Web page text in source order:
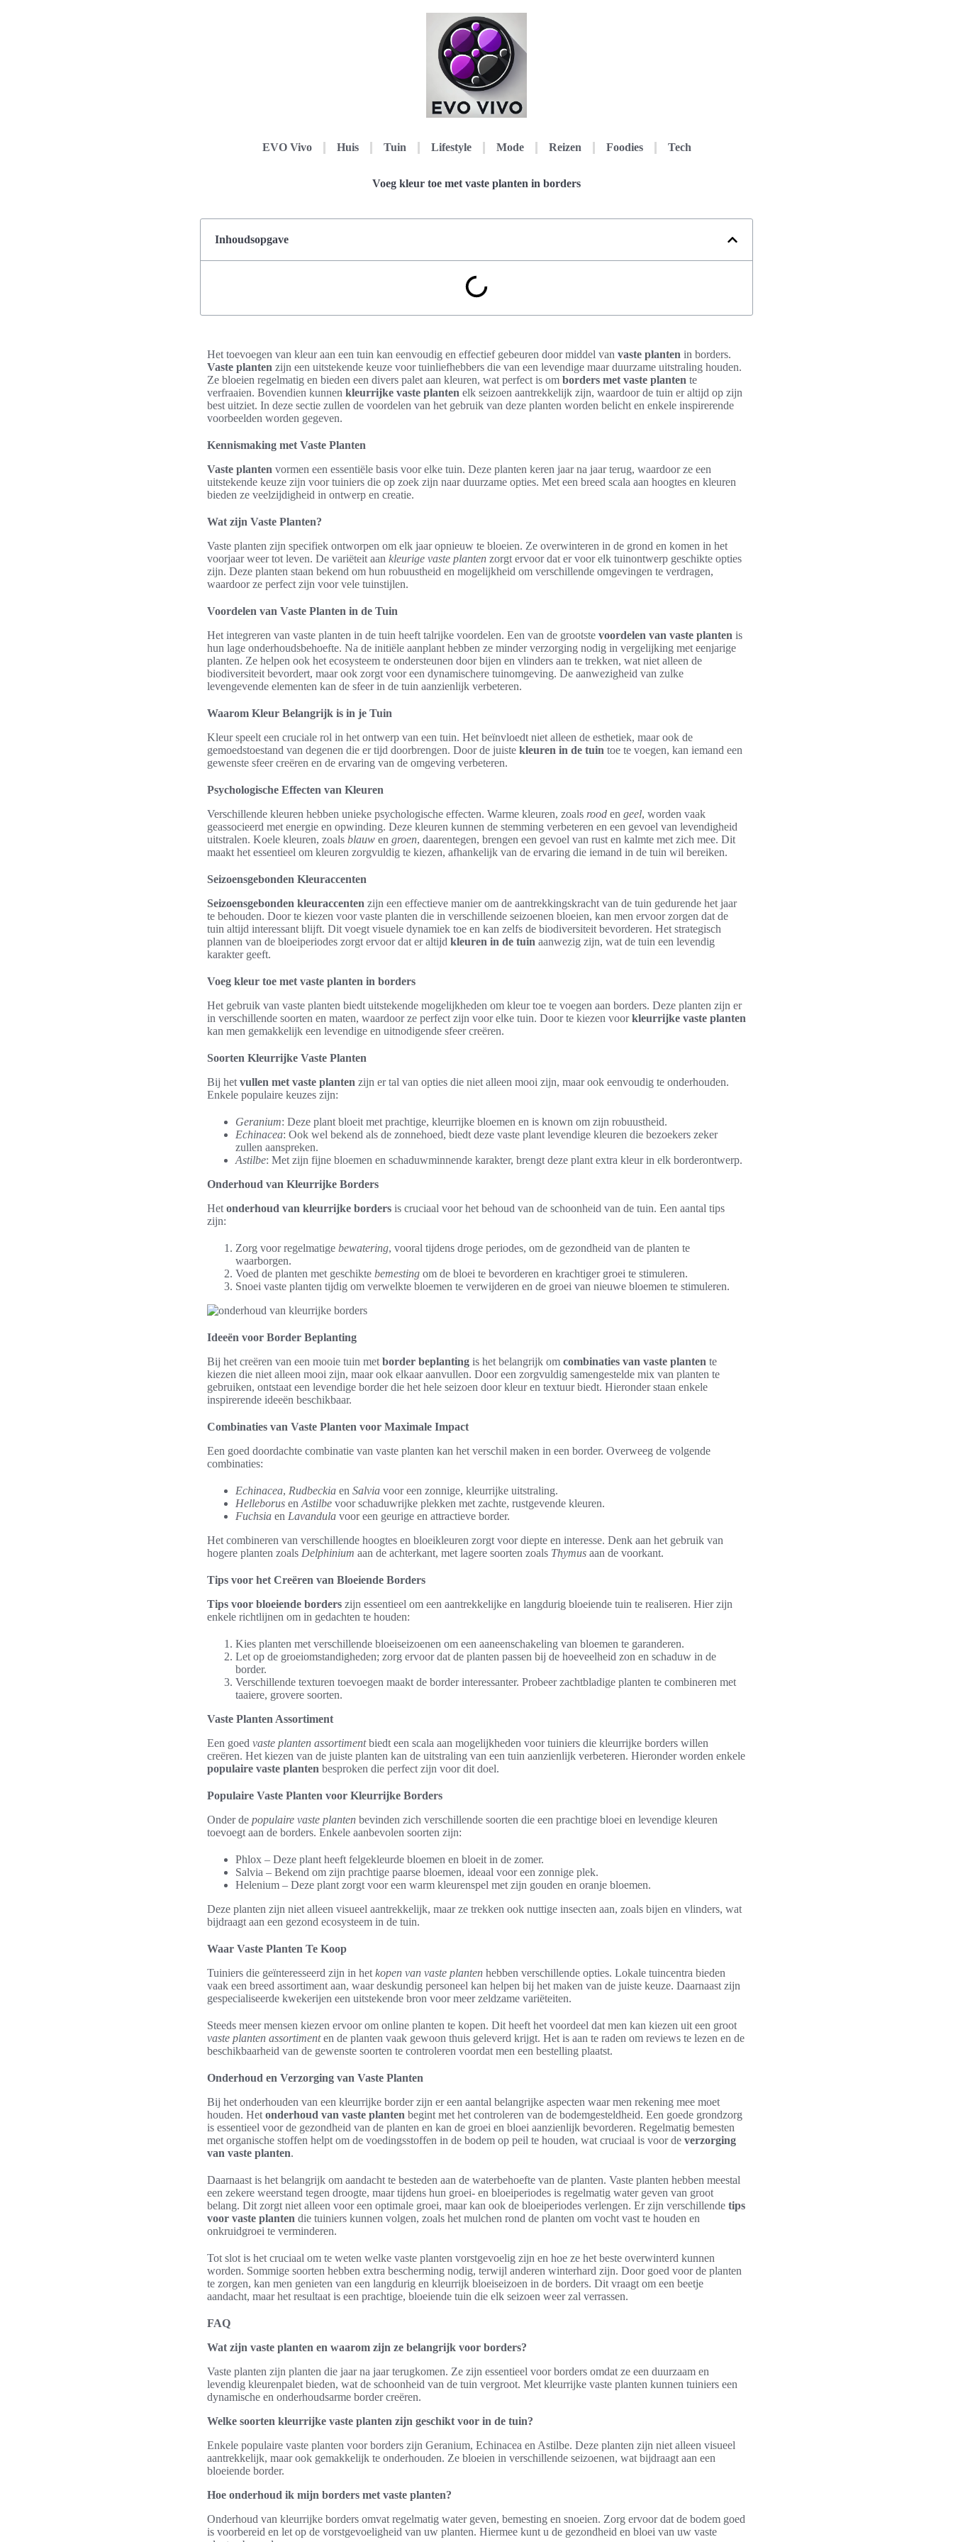
EVO Vivo Huis Tuin Lifestyle Mode Reizen Foodies Tech
Voeg kleur toe met vaste planten in borders
Inhoudsopgave
Het toevoegen van kleur aan een tuin kan eenvoudig en effectief gebeuren door middel van vaste planten in borders.
Vaste planten zijn een uitstekende keuze voor tuinliefhebbers die van een levendige maar duurzame uitstraling houden.
Ze bloeien regelmatig en bieden een divers palet aan kleuren, wat perfect is om borders met vaste planten te
verfraaien. Bovendien kunnen kleurrijke vaste planten elk seizoen aantrekkelijk zijn, waardoor de tuin er altijd op zijn
best uitziet. In deze sectie zullen de voordelen van het gebruik van deze planten worden belicht en enkele inspirerende
voorbeelden worden gegeven.
Kennismaking met Vaste Planten
Vaste planten vormen een essentiële basis voor elke tuin. Deze planten keren jaar na jaar terug, waardoor ze een
uitstekende keuze zijn voor tuiniers die op zoek zijn naar duurzame opties. Met een breed scala aan hoogtes en kleuren
bieden ze veelzijdigheid in ontwerp en creatie.
Wat zijn Vaste Planten?
Vaste planten zijn specifiek ontworpen om elk jaar opnieuw te bloeien. Ze overwinteren in de grond en komen in het
voorjaar weer tot leven. De variëteit aan kleurige vaste planten zorgt ervoor dat er voor elk tuinontwerp geschikte opties
zijn. Deze planten staan bekend om hun robuustheid en mogelijkheid om verschillende omgevingen te verdragen,
waardoor ze perfect zijn voor vele tuinstijlen.
Voordelen van Vaste Planten in de Tuin
Het integreren van vaste planten in de tuin heeft talrijke voordelen. Een van de grootste voordelen van vaste planten is
hun lage onderhoudsbehoefte. Na de initiële aanplant hebben ze minder verzorging nodig in vergelijking met eenjarige
planten. Ze helpen ook het ecosysteem te ondersteunen door bijen en vlinders aan te trekken, wat niet alleen de
biodiversiteit bevordert, maar ook zorgt voor een dynamischere tuinomgeving. De aanwezigheid van zulke
levengevende elementen kan de sfeer in de tuin aanzienlijk verbeteren.
Waarom Kleur Belangrijk is in je Tuin
Kleur speelt een cruciale rol in het ontwerp van een tuin. Het beïnvloedt niet alleen de esthetiek, maar ook de
gemoedstoestand van degenen die er tijd doorbrengen. Door de juiste kleuren in de tuin toe te voegen, kan iemand een
gewenste sfeer creëren en de ervaring van de omgeving verbeteren.
Psychologische Effecten van Kleuren
Verschillende kleuren hebben unieke psychologische effecten. Warme kleuren, zoals rood en geel, worden vaak
geassocieerd met energie en opwinding. Deze kleuren kunnen de stemming verbeteren en een gevoel van levendigheid
uitstralen. Koele kleuren, zoals blauw en groen, daarentegen, brengen een gevoel van rust en kalmte met zich mee. Dit
maakt het essentieel om kleuren zorgvuldig te kiezen, afhankelijk van de ervaring die iemand in de tuin wil bereiken.
Seizoensgebonden Kleuraccenten
Seizoensgebonden kleuraccenten zijn een effectieve manier om de aantrekkingskracht van de tuin gedurende het jaar
te behouden. Door te kiezen voor vaste planten die in verschillende seizoenen bloeien, kan men ervoor zorgen dat de
tuin altijd interessant blijft. Dit voegt visuele dynamiek toe en kan zelfs de biodiversiteit bevorderen. Het strategisch
plannen van de bloeiperiodes zorgt ervoor dat er altijd kleuren in de tuin aanwezig zijn, wat de tuin een levendig
karakter geeft.
Voeg kleur toe met vaste planten in borders
Het gebruik van vaste planten biedt uitstekende mogelijkheden om kleur toe te voegen aan borders. Deze planten zijn er
in verschillende soorten en maten, waardoor ze perfect zijn voor elke tuin. Door te kiezen voorkleurrijke vaste planten
kan men gemakkelijk een levendige en uitnodigende sfeer creëren.
Soorten Kleurrijke Vaste Planten
Bij hetvullen met vaste planten zijn er tal van opties die niet alleen mooi zijn, maar ook eenvoudig te onderhouden.
Enkele populaire keuzes zijn:
Geranium: Deze plant bloeit met prachtige, kleurrijke bloemen en is known om zijn robuustheid.
Echinacea: Ook wel bekend als de zonnehoed, biedt deze vaste plant levendige kleuren die bezoekers zeker
zullen aanspreken.
Astilbe: Met zijn fijne bloemen en schaduwminnende karakter, brengt deze plant extra kleur in elk borderontwerp.
Onderhoud van Kleurrijke Borders
Hetonderhoud van kleurrijke borders is cruciaal voor het behoud van de schoonheid van de tuin. Een aantal tips
zijn:
Zorg voor regelmatige bewatering, vooral tijdens droge periodes, om de gezondheid van de planten te
waarborgen.
Voed de planten met geschikte bemesting om de bloei te bevorderen en krachtiger groei te stimuleren.
Snoei vaste planten tijdig om verwelkte bloemen te verwijderen en de groei van nieuwe bloemen te stimuleren.
Ideeën voor Border Beplanting
Bij het creëren van een mooie tuin metborder beplanting is het belangrijk om combinaties van vaste planten te
kiezen die niet alleen mooi zijn, maar ook elkaar aanvullen. Door een zorgvuldig samengestelde mix van planten te
gebruiken, ontstaat een levendige border die het hele seizoen door kleur en textuur biedt. Hieronder staan enkele
inspirerende ideeën beschikbaar.
Combinaties van Vaste Planten voor Maximale Impact
Een goed doordachte combinatie van vaste planten kan het verschil maken in een border. Overweeg de volgende
combinaties:
Echinacea, Rudbeckia en Salvia voor een zonnige, kleurrijke uitstraling.
Helleborus enAstilbe voor schaduwrijke plekken met zachte, rustgevende kleuren.
Fuchsia en Lavandula voor een geurige en attractieve border.
Het combineren van verschillende hoogtes en bloeikleuren zorgt voor diepte en interesse. Denk aan het gebruik van
hogere planten zoals Delphinium aan de achterkant, met lagere soorten zoals Thymus aan de voorkant.
Tips voor het Creëren van Bloeiende Borders
Tips voor bloeiende borders zijn essentieel om een aantrekkelijke en langdurig bloeiende tuin te realiseren. Hier zijn
enkele richtlijnen om in gedachten te houden:
Kies planten met verschillende bloeiseizoenen om een aaneenschakeling van bloemen te garanderen.
Let op de groeiomstandigheden; zorg ervoor dat de planten passen bij de hoeveelheid zon en schaduw in de
border.
Verschillende texturen toevoegen maakt de border interessanter. Probeer zachtbladige planten te combineren met
taaiere, grovere soorten.
Vaste Planten Assortiment
Een goed vaste planten assortimentbiedt een scala aan mogelijkheden voor tuiniers die kleurrijke borders willen
creëren. Het kiezen van de juiste planten kan de uitstraling van een tuin aanzienlijk verbeteren. Hieronder worden enkele
populaire vaste planten besproken die perfect zijn voor dit doel.
Populaire Vaste Planten voor Kleurrijke Borders
Onder de populaire vaste planten bevinden zich verschillende soorten die een prachtige bloei en levendige kleuren
toevoegt aan de borders. Enkele aanbevolen soorten zijn:
Phlox – Deze plant heeft felgekleurde bloemen en bloeit in de zomer.
Salvia – Bekend om zijn prachtige paarse bloemen, ideaal voor een zonnige plek.
Helenium – Deze plant zorgt voor een warm kleurenspel met zijn gouden en oranje bloemen.
Deze planten zijn niet alleen visueel aantrekkelijk, maar ze trekken ook nuttige insecten aan, zoals bijen en vlinders, wat
bijdraagt aan een gezond ecosysteem in de tuin.
Waar Vaste Planten Te Koop
Tuiniers die geïnteresseerd zijn in hetkopen van vaste planten hebben verschillende opties. Lokale tuincentra bieden
vaak een breed assortiment aan, waar deskundig personeel kan helpen bij het maken van de juiste keuze. Daarnaast zijn
gespecialiseerde kwekerijen een uitstekende bron voor meer zeldzame variëteiten.
Steeds meer mensen kiezen ervoor om online planten te kopen. Dit heeft het voordeel dat men kan kiezen uit een groot
vaste planten assortimenten de planten vaak gewoon thuis geleverd krijgt. Het is aan te raden om reviews te lezen en de
beschikbaarheid van de gewenste soorten te controleren voordat men een bestelling plaatst.
Onderhoud en Verzorging van Vaste Planten
Bij het onderhouden van een kleurrijke border zijn er een aantal belangrijke aspecten waar men rekening mee moet
houden. Hetonderhoud van vaste planten begint met het controleren van de bodemgesteldheid. Een goede grondzorg
is essentieel voor de gezondheid van de planten en kan de groei en bloei aanzienlijk bevorderen. Regelmatig bemesten
met organische stoffen helpt om de voedingsstoffen in de bodem op peil te houden, wat cruciaal is voor de verzorging
van vaste planten.
Daarnaast is het belangrijk om aandacht te besteden aan de waterbehoefte van de planten. Vaste planten hebben meestal
een zekere weerstand tegen droogte, maar tijdens hun groei- en bloeiperiodes is regelmatig water geven van groot
belang. Dit zorgt niet alleen voor een optimale groei, maar kan ook de bloeiperiodes verlengen. Er zijn verschillende tips
voor vaste planten die tuiniers kunnen volgen, zoals het mulchen rond de planten om vocht vast te houden en
onkruidgroei te verminderen.
Tot slot is het cruciaal om te weten welke vaste planten vorstgevoelig zijn en hoe ze het beste overwinterd kunnen
worden. Sommige soorten hebben extra bescherming nodig, terwijl anderen winterhard zijn. Door goed voor de planten
te zorgen, kan men genieten van een langdurig en kleurrijk bloeiseizoen in de borders. Dit vraagt om een beetje
aandacht, maar het resultaat is een prachtige, bloeiende tuin die elk seizoen weer zal verrassen.
FAQ
Wat zijn vaste planten en waarom zijn ze belangrijk voor borders?
Vaste planten zijn planten die jaar na jaar terugkomen. Ze zijn essentieel voor borders omdat ze een duurzaam en
levendig kleurenpalet bieden, wat de schoonheid van de tuin vergroot. Met kleurrijke vaste planten kunnen tuiniers een
dynamische en onderhoudsarme border creëren.
Welke soorten kleurrijke vaste planten zijn geschikt voor in de tuin?
Enkele populaire vaste planten voor borders zijn Geranium, Echinacea en Astilbe. Deze planten zijn niet alleen visueel
aantrekkelijk, maar ook gemakkelijk te onderhouden. Ze bloeien in verschillende seizoenen, wat bijdraagt aan een
bloeiende border.
Hoe onderhoud ik mijn borders met vaste planten?
Onderhoud van kleurrijke borders omvat regelmatig water geven, bemesting en snoeien. Zorg ervoor dat de bodem goed
is voorbereid en let op de vorstgevoeligheid van uw planten. Hiermee kunt u de gezondheid en bloei van uw vaste